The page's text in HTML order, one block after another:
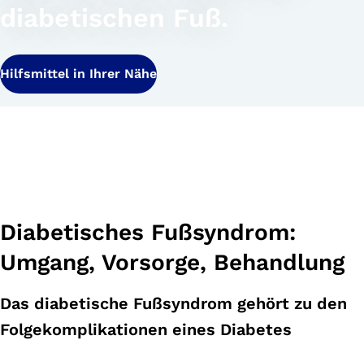
diabetischen Fuß.
Hilfsmittel in Ihrer Nähe
Diabetisches Fußsyndrom:
Umgang, Vorsorge, Behandlung
Das diabetische Fußsyndrom gehört zu den
Folgekomplikationen eines Diabetes